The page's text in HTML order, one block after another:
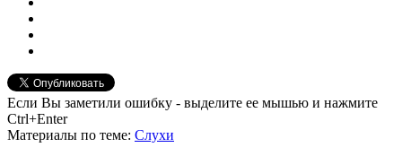
Если Вы заметили ошибку - выделите ее мышью и нажмите
Ctrl+Enter
Материалы по теме: Слухи